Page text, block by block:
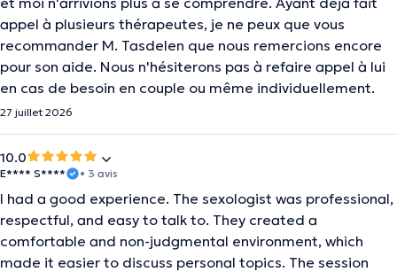
appel à plusieurs thérapeutes, je ne peux que vous
recommander M. Tasdelen que nous remercions encore
pour son aide. Nous n'hésiterons pas à refaire appel à lui
en cas de besoin en couple ou même individuellement.
27 juillet 2026
10.0
E**** S**** • 3 avis
I had a good experience. The sexologist was professional,
respectful, and easy to talk to. They created a
comfortable and non-judgmental environment, which
made it easier to discuss personal topics. The session